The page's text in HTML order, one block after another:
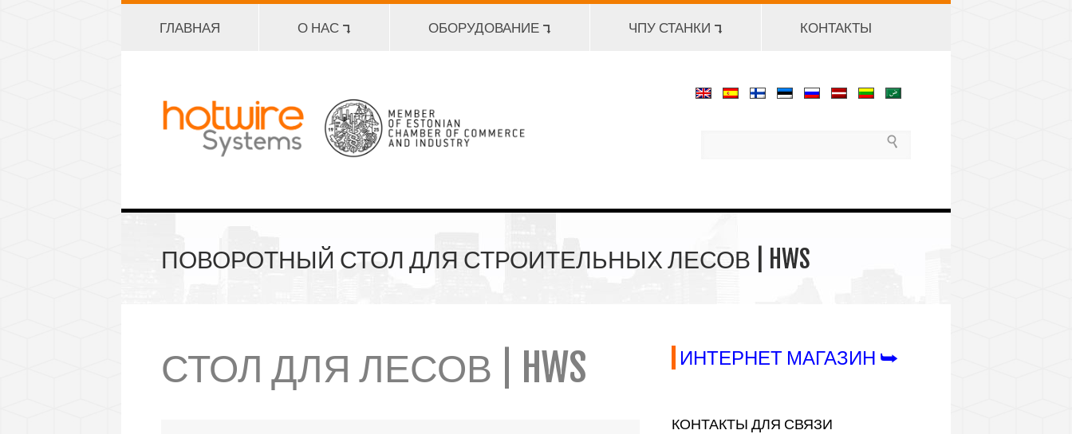
ГЛАВНАЯ О НАС ⮧ ОБОРУДОВАНИЕ ⮧ ЧПУ СТАНКИ ⮧ КОНТАКТЫ
ПОВОРОТНЫЙ СТОЛ ДЛЯ СТРОИТЕЛЬНЫХ ЛЕСОВ | HWS
СТОЛ ДЛЯ ЛЕСОВ | HWS ИНТЕРНЕТ МАГАЗИН ⮩
КОНТАКТЫ ДЛЯ СВЯЗИ